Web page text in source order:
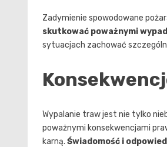
Zadymienie spowodowane
skutkować poważnymi
sytuacjach zachować
Wypalanie traw jest nie tylko
poważnymi konsekwencjami
karną. Świadomość i